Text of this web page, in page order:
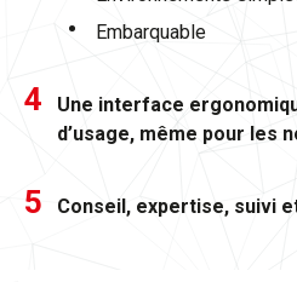
Embarquable
Une interface
d’usage, même pour les
Conseil, expertise, suivi